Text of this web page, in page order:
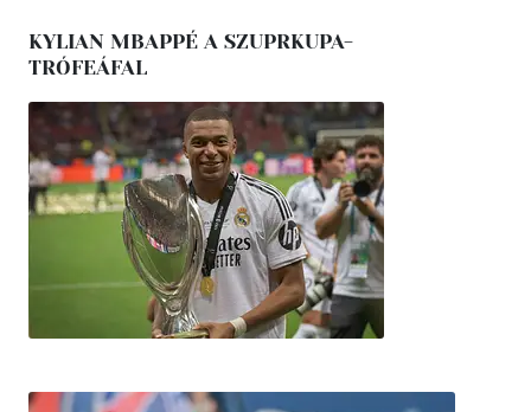
KYLIAN MBAPPÉ A SZUPRKUPA-
TRÓFEÁFAL